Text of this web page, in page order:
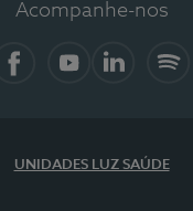
Acompanhe-nos
UNIDADES LUZ SAÚDE